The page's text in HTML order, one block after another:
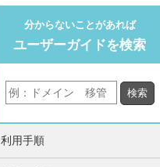
分からないことがあれば
ユーザーガイドを検索
利用手順